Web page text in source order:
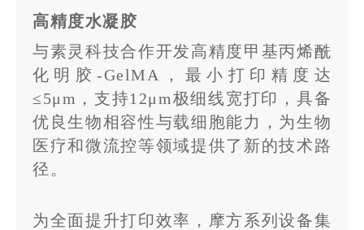
高精度水凝胶
与素灵科技合作开发高精度甲基丙烯酰
化明胶-GelMA，最小打印精度达
≤5μm，支持12μm极细线宽打印，具备
优良生物相容性与载细胞能力，为生物
医疗和微流控等领域提供了新的技术路
径。
为全面提升打印效率，摩方系列设备集